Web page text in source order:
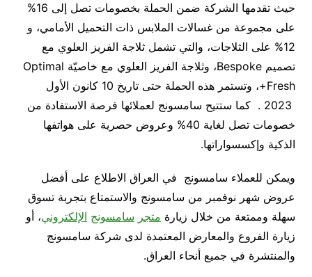
حيث تقدمها الشركة ضمن الحملة بخصومات تصل إلى 16%
على مجموعة من غسالات الملابس ذات التحميل الأمامي، و
12% على الثلاجات، والتي تشمل ثلاجة الفريز العلوي مع
تصميم Bespoke، وثلاجة الفريز العلوي مع خاصيّة Optimal
Fresh+، وتستمر هذه الحملة حتى تاريخ 10 كانون الأول
2023 . كما ستتيح سامسونج لعملائها فرصة الاستفادة من
خصومات تصل لغاية 40% وعروض حصرية على هواتفها
الذكية وإكسسواراتها.
ويمكن للعملاء سامسونج في العراق الاطلاع على أفضل
عروض شهر نوفمبر من سامسونج والاستمتاع بتجربة تسوق
سهلة وممتعة من خلال زيارة متجر سامسونج الإلكتروني، أو
زيارة الفروع والمعارض المعتمدة لدى شركة سامسونج
والمنتشرة في جميع أنحاء العراق.